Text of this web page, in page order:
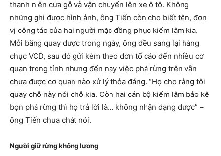
thanh niên cưa gỗ và vận chuyển lên xe ô tô. Không
những ghi được hình ảnh, ông Tiến còn cho biết tên, đơn
vị công tác của hai người mặc đồng phục kiểm lâm kia.
Mỗi băng quay được trong ngày, ông đều sang lại hàng
chục VCD, sau đó gửi kèm theo đơn tố cáo đến nhiều cơ
quan trong tỉnh nhưng đến nay việc phá rừng trên vẫn
chưa được cơ quan nào xử lý thỏa đáng. “Họ cho rằng tôi
quay chỗ này nói chỗ kia. Còn hai cán bộ kiểm lâm bảo kê
bọn phá rừng thì họ trả lời là… không nhận dạng được” –
ông Tiến chua chát nói.
Người giữ rừng không lương